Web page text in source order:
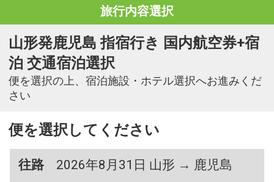
旅行内容選択
山形発鹿児島 指宿行き 国内航空券+宿
泊 交通宿泊選択
便を選択の上、宿泊施設・ホテル選択へお進みくだ
さい
便を選択してください
往路
2026年8月31日 山形 → 鹿児島